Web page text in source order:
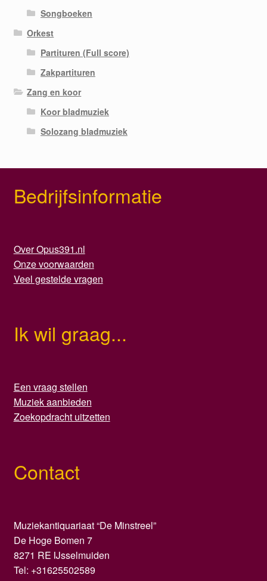
Songboeken
Orkest
Partituren (Full score)
Zakpartituren
Zang en koor
Koor bladmuziek
Solozang bladmuziek
Bedrijfsinformatie
Over Opus391.nl
Onze voorwaarden
Veel gestelde vragen
Ik wil graag...
Een vraag stellen
Muziek aanbieden
Zoekopdracht uitzetten
Contact
Muziekantiquariaat “De Minstreel”
De Hoge Bomen 7
8271 RE IJsselmuiden
Tel: +31625502589